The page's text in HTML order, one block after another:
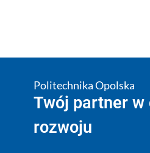
Politechnika Opolska
Twój partner w
rozwoju